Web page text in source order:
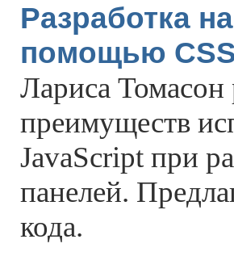
Разработка
помощью
Лариса Томасон
преимуществ
JavaScript при
панелей.
кода.